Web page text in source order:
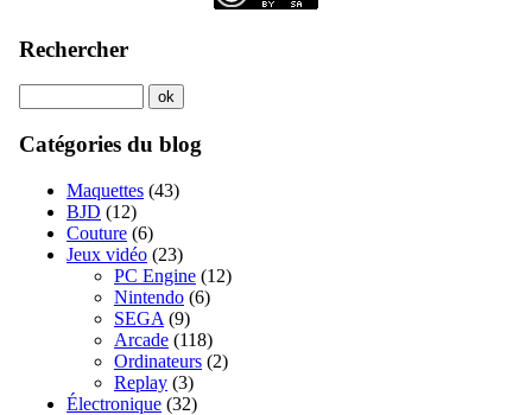
Rechercher
Catégories du blog
Maquettes (43)
BJD (12)
Couture (6)
Jeux vidéo (23)
PC Engine (12)
Nintendo (6)
SEGA (9)
Arcade (118)
Ordinateurs (2)
Replay (3)
Électronique (32)